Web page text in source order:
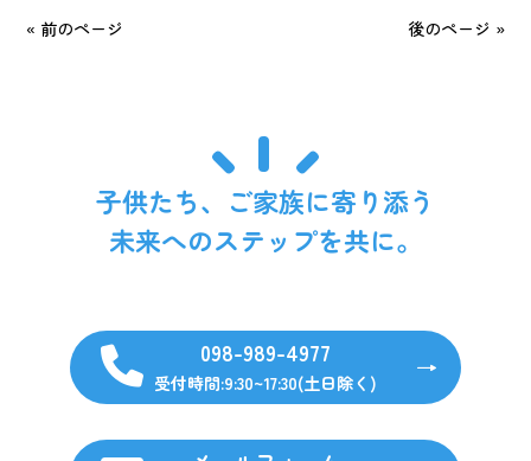
« 前のページ 後のページ »
子供たち、ご家族に寄り添う
未来へのステップを共に。
098-989-4977
受付時間:9:30~17:30(土日除く)